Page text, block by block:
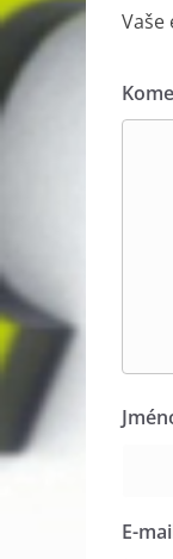
Vaše
E-